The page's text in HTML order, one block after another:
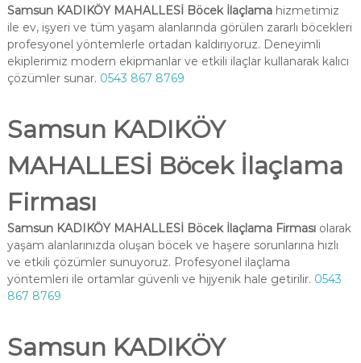
Samsun KADIKÖY MAHALLESİ Böcek İlaçlamahizmetimiz
ile ev, işyeri ve tüm yaşam alanlarında görülen zararlı böcekleri
profesyonel yöntemlerle ortadan kaldırıyoruz. Deneyimli
ekiplerimiz modern ekipmanlar ve etkili ilaçlar kullanarak kalıcı
çözümler sunar. 0543 867 8769
Samsun KADIKÖY
MAHALLESİ Böcek İlaçlama
Firması
Samsun KADIKÖY MAHALLESİ Böcek İlaçlama Firmasıolarak
yaşam alanlarınızda oluşan böcek ve haşere sorunlarına hızlı
ve etkili çözümler sunuyoruz. Profesyonel ilaçlama
yöntemleri ile ortamlar güvenli ve hijyenik hale getirilir. 0543
867 8769
Samsun KADIKÖY